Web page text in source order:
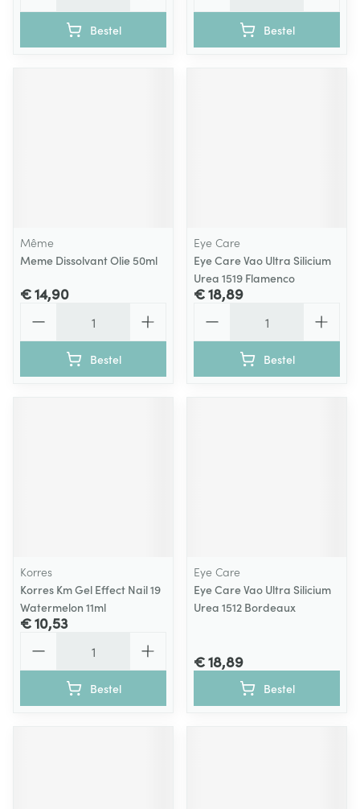
Bestel Bestel
Même
Meme Dissolvant Olie 50ml
€ 14,90
Bestel
Eye Care
Eye Care Vao Ultra Silicium
Urea 1519 Flamenco
€ 18,89
Bestel
Korres
Korres Km Gel Effect Nail 19
Watermelon 11ml
€ 10,53
Bestel
Eye Care
Eye Care Vao Ultra Silicium
Urea 1512 Bordeaux
€ 18,89
Bestel